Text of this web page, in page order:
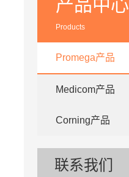
产品中心
Products
Promega产品
Medicom产品
Corning产品
联系我们